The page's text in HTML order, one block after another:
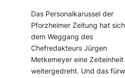
Das Personalkarussel der
Pforzheimer Zeitung hat
dem Weggang des
Chefredakteurs Jürgen
Metkemeyer eine Zeiteinheit
weitergedreht. Und das